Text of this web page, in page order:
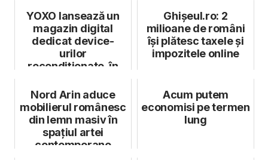
YOXO lansează un
magazin digital
dedicat device-
urilor
recondiționate, în
Recommerce
Ghișeul.ro: 2
milioane de români
își plătesc taxele și
impozitele online
Nord Arin aduce
mobilierul românesc
din lemn masiv în
spațiul artei
contemporane
Acum putem
economisi pe termen
lung